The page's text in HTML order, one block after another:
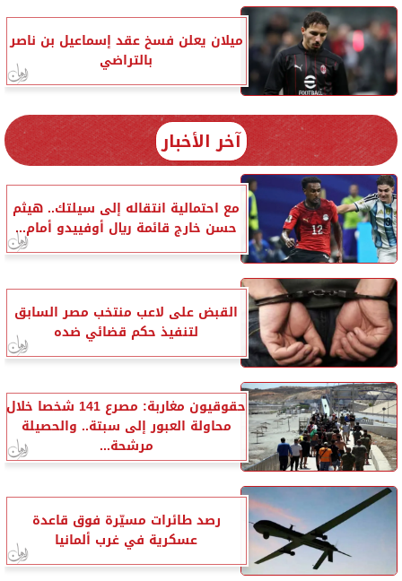
ميلان يعلن فسخ عقد إسماعيل بن ناصر
بالتراضي
آخر الأخبار
مع احتمالية انتقاله إلى سيلتك.. هيثم
حسن خارج قائمة ريال أوفييدو أمام...
القبض على لاعب منتخب مصر السابق
لتنفيذ حكم قضائي ضده
حقوقيون مغاربة: مصرع 141 شخصا خلال
محاولة العبور إلى سبتة.. والحصيلة
مرشحة...
رصد طائرات مسيّرة فوق قاعدة
عسكرية في غرب ألمانيا